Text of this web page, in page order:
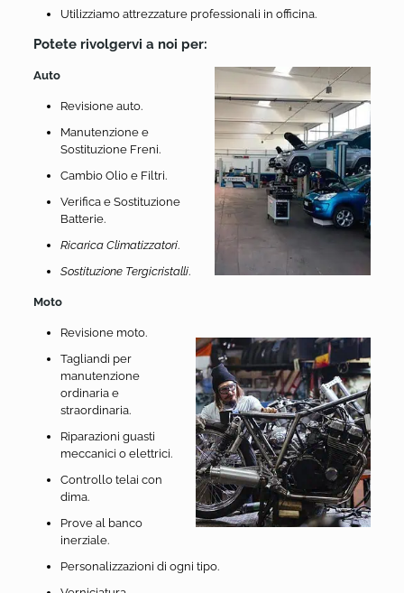
Utilizziamo attrezzature professionali in officina.
Potete rivolgervi a noi per:
Auto
Revisione auto.
Manutenzione e
Sostituzione Freni.
Cambio Olio e Filtri.
Verifica e Sostituzione
Batterie.
Ricarica Climatizzatori.
Sostituzione Tergicristalli.
Moto
Revisione moto.
Tagliandi per
manutenzione
ordinaria e
straordinaria.
Riparazioni guasti
meccanici o elettrici.
Controllo telai con
dima.
Prove al banco
inerziale.
Personalizzazioni di ogni tipo.